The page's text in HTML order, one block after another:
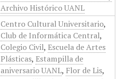
Archivo Histórico UANL
Centro Cultural Universitario,
Club de Informática Central,
Colegio Civil, Escuela de Artes
Plásticas, Estampilla de
aniversario UANL, Flor de Lis,